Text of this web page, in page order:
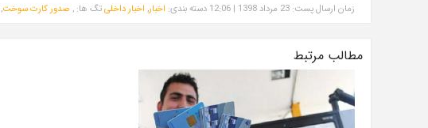
زمان ارسال پست: 23 مرداد 1398 | 12:06 دسته بندی: اخبار, اخبار داخلیتگ ها: , صدور کارت سوخت,
مطالب مرتبط